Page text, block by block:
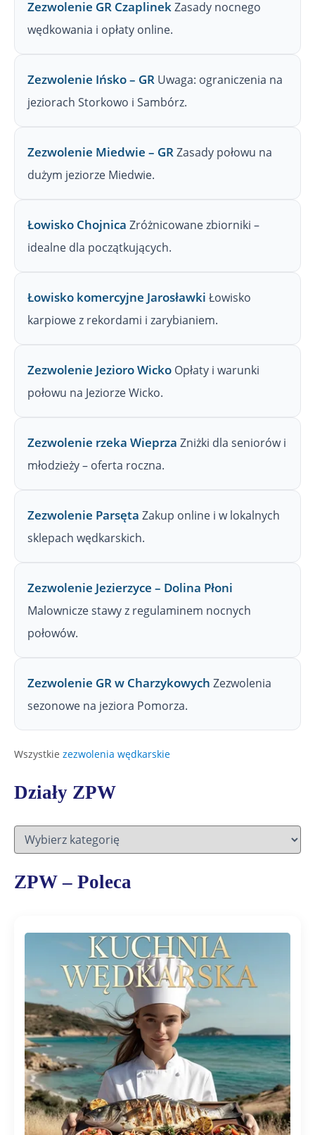
Zezwolenie GR CzaplinekZasady nocnego
wędkowania i opłaty online.
Zezwolenie Ińsko – GR Uwaga: ograniczenia na
jeziorach Storkowo i Sambórz.
Zezwolenie Miedwie – GRZasady połowu na
dużym jeziorze Miedwie.
Łowisko Chojnica Zróżnicowane zbiorniki –
idealne dla początkujących.
Łowisko komercyjne Jarosławki Łowisko
karpiowe z rekordami i zarybianiem.
Zezwolenie Jezioro Wicko Opłaty i warunki
połowu na Jeziorze Wicko.
Zezwolenie rzeka Wieprza Zniżki dla seniorów i
młodzieży – oferta roczna.
Zezwolenie Parsęta Zakup online i w lokalnych
sklepach wędkarskich.
Zezwolenie Jezierzyce – Dolina Płoni
Malownicze stawy z regulaminem nocnych
połowów.
Zezwolenie GR w Charzykowych Zezwolenia
sezonowe na jeziora Pomorza.
Wszystkie zezwolenia wędkarskie
Działy ZPW
D
a
łZPW – Poleca